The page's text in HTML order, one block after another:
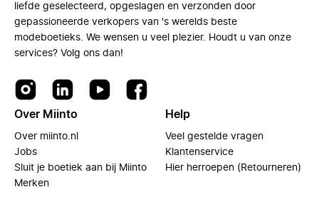
liefde geselecteerd, opgeslagen en verzonden door
gepassioneerde verkopers van 's werelds beste
modeboetieks. We wensen u veel plezier. Houdt u van onze
services? Volg ons dan!
Over Miinto
Over miinto.nl
Jobs
Sluit je boetiek aan bij Miinto
Merken
Help
Veel gestelde vragen
Klantenservice
Hier herroepen (Retourneren)